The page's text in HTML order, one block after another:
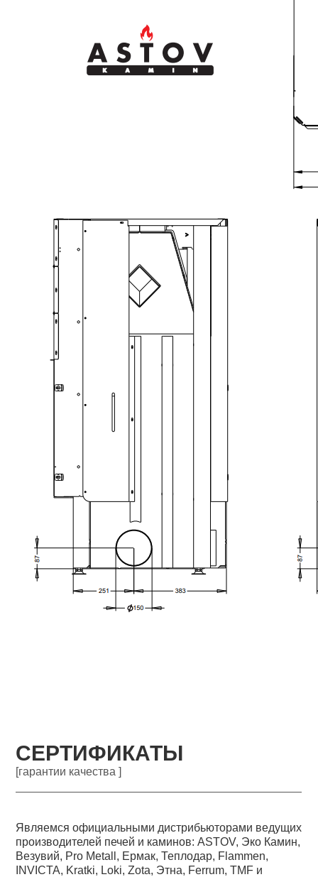
СЕРТИФИКАТЫ
[гарантии качества ]
Являемся официальными дистрибьюторами ведущих
производителей печей и каминов: ASTOV, Эко Камин,
Везувий, Pro Metall, Ермак, Теплодар, Flammen,
INVICTA, Kratki, Loki, Zota, Этна, Ferrum, TMF и